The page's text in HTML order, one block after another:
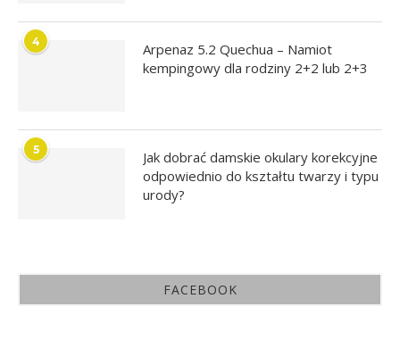
4
Arpenaz 5.2 Quechua – Namiot
kempingowy dla rodziny 2+2 lub 2+3
5
Jak dobrać damskie okulary korekcyjne
odpowiednio do kształtu twarzy i typu
urody?
FACEBOOK